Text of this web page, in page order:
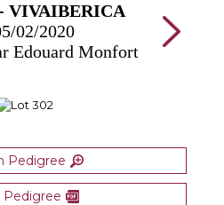
VIVAIBERICA
02/2020
Edouard Monfort
Pedigree
Pedigree